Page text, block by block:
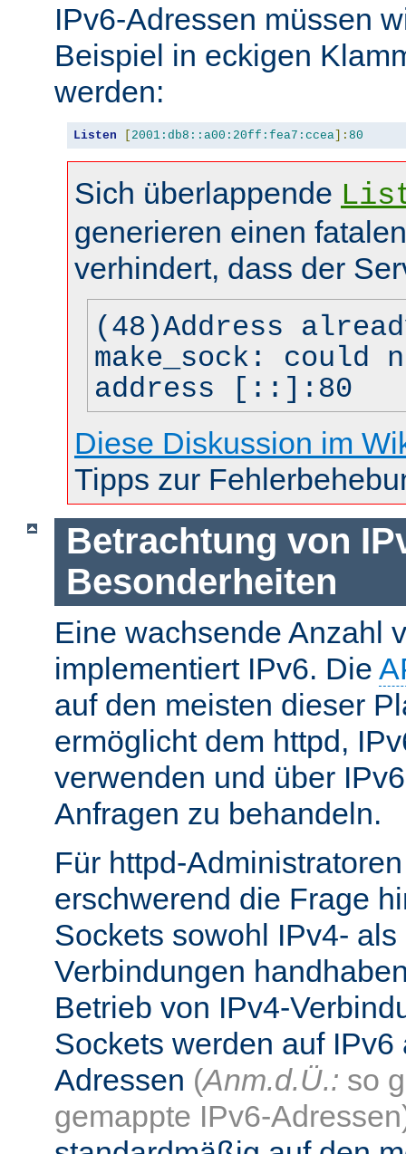
IPv6-Adressen müssen
Beispiel in eckigen
werden:
Listen [ 2001:db8::a00:20ff:fea7:ccea]: 80
Sich überlappende
generieren einen
verhindert, dass der
(48)Address
make_sock: could
address [::]:80
Diese Diskussion im
Tipps zur
Betrachtung von
Besonderheiten
Eine wachsende Anzahl
implementiert IPv6. Die
auf den meisten dieser
ermöglicht dem httpd,
verwenden und über
Anfragen zu behandeln.
Für httpd-
erschwerend die Frage
Sockets sowohl IPv4-
Verbindungen
Betrieb von IPv4-
Sockets werden auf
Adressen (Anm.d.Ü.: so
gemappte IPv6-